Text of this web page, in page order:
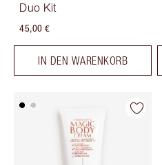
Duo Kit
45,00 €
IN DEN WARENKORB